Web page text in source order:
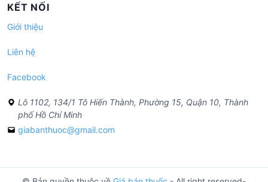
KẾT NỐI
Giới thiệu
Liên hệ
Facebook
Lô 1102, 134/1 Tô Hiến Thành, Phường 15, Quận 10, Thành
phố Hồ Chí Minh
giabanthuoc@gmail.com